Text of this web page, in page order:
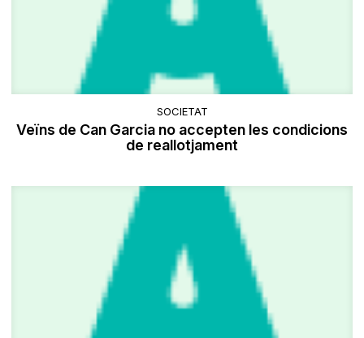
SOCIETAT
Veïns de Can Garcia no accepten les condicions
de reallotjament